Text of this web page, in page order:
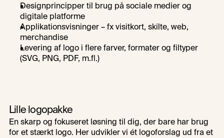
Designprincipper til brug på sociale medier og
digitale platforme
Applikationsvisninger – fx visitkort, skilte, web,
merchandise
Levering af logo i flere farver, formater og filtyper
(SVG, PNG, PDF, m.fl.)
Bestil fuld visuel identitetspakke
Lille logopakke
En skarp og fokuseret løsning til dig, der bare har brug
for et stærkt logo. Her udvikler vi ét logoforslag ud fra et